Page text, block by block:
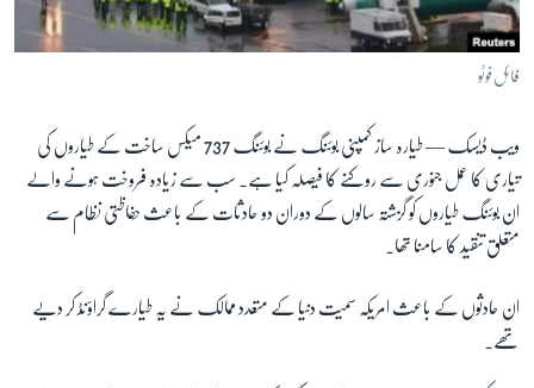
آرٹ
آزادیٔ صحافت
صحت
دلچسپ و عجیب
ویڈیوز
اسپیشل کوریج
فائل فوٹو
ویب ڈیسک —
طیارہ ساز کمپنی بوئنگ نے بوئنگ 737 میکس ساخت کے طیاروں کی
تیاری کا عمل جنوری سے روکنے کا فیصلہ کیا ہے۔ سب سے زیادہ فروخت ہونے والے
ان بوئنگ طیاروں کو گزشتہ سالوں کے دوران دو حادثات کے باعث حفاظتی نظام سے
متعلق تنقید کا سامنا تھا۔
ان حادثوں کے باعث امریکہ سمیت دنیا کے متعدد ممالک نے یہ طیارے گراؤنڈ کر دیے
تھے۔